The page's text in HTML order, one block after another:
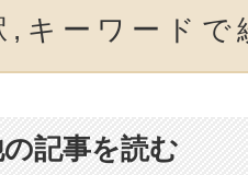
,キーワードで
記事を読む